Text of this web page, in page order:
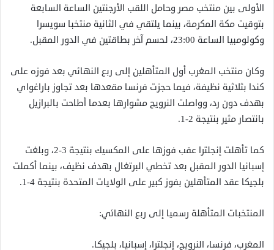
الأولى بين منتخب مصر وحامل اللقب الأرجنتين الساعة السابعة
بتوقيت مكة المكرمة، بينما يلتقي في الثانية منتخبا سويسرا
وكولومبيا الساعة 23:00، لحسم آخر بطاقتين في الدور المقبل.
وكان منتخب المغرب أول المتأهلين إلى ربع النهائي بعد فوزه على
كندا بثلاثية نظيفة، فيما حجزت فرنسا مقعدها بعد تجاوز باراغواي
بهدف دون رد، وواصلت النرويج مشوارها بعدما أطاحت بالبرازيل
بانتصار مثير بنتيجة 2-1.
كما تأهلت إنجلترا عقب فوزها على المكسيك بنتيجة 3-2، وبلغت
إسبانيا الدور المقبل بعد تخطي البرتغال بهدف نظيف، بينما أكملت
بلجيكا عقد المتأهلين بفوز كبير على الولايات المتحدة بنتيجة 4-1.
المنتخبات المتأهلة رسميا إلى ربع النهائي:
المغرب، فرنسا، النرويج، إنجلترا، إسبانيا، بلجيكا.